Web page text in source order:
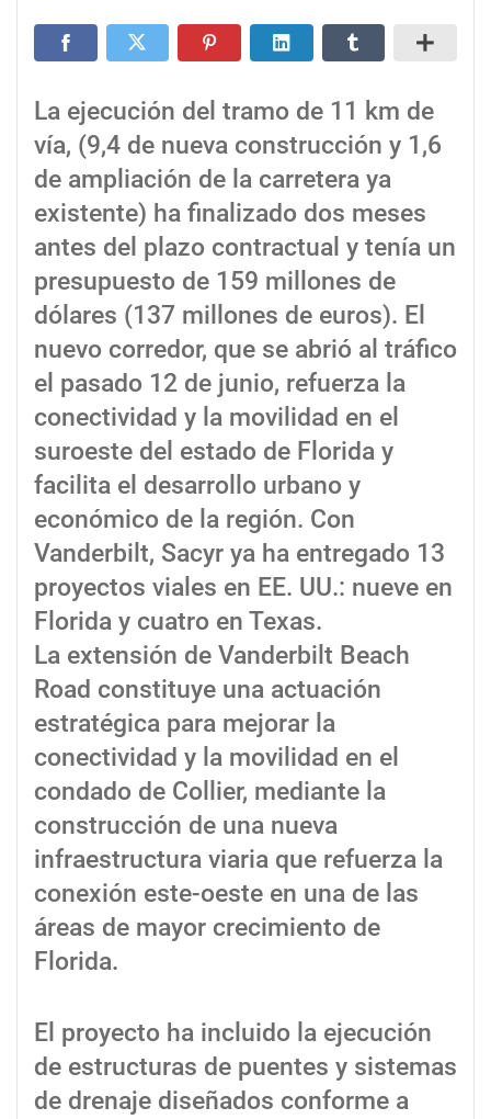
La ejecución del tramo de 11 km de
vía, (9,4 de nueva construcción y 1,6
de ampliación de la carretera ya
existente) ha finalizado dos meses
antes del plazo contractual y tenía un
presupuesto de 159 millones de
dólares (137 millones de euros). El
nuevo corredor, que se abrió al tráfico
el pasado 12 de junio, refuerza la
conectividad y la movilidad en el
suroeste del estado de Florida y
facilita el desarrollo urbano y
económico de la región. Con
Vanderbilt, Sacyr ya ha entregado 13
proyectos viales en EE. UU.: nueve en
Florida y cuatro en Texas.
La extensión de Vanderbilt Beach
Road constituye una actuación
estratégica para mejorar la
conectividad y la movilidad en el
condado de Collier, mediante la
construcción de una nueva
infraestructura viaria que refuerza la
conexión este-oeste en una de las
áreas de mayor crecimiento de
Florida.
El proyecto ha incluido la ejecución
de estructuras de puentes y sistemas
de drenaje diseñados conforme a